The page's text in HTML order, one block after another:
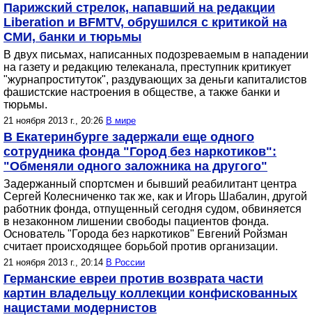
Парижский стрелок, напавший на редакции
Liberation и BFMTV, обрушился с критикой на
СМИ, банки и тюрьмы
В двух письмах, написанных подозреваемым в нападении
на газету и редакцию телеканала, преступник критикует
"журнапроституток", раздувающих за деньги капиталистов
фашистские настроения в обществе, а также банки и
тюрьмы.
21 ноября 2013 г., 20:26 В мире
В Екатеринбурге задержали еще одного
сотрудника фонда "Город без наркотиков":
"Обменяли одного заложника на другого"
Задержанный спортсмен и бывший реабилитант центра
Сергей Колесниченко так же, как и Игорь Шабалин, другой
работник фонда, отпущенный сегодня судом, обвиняется
в незаконном лишении свободы пациентов фонда.
Основатель "Города без наркотиков" Евгений Ройзман
считает происходящее борьбой против организации.
21 ноября 2013 г., 20:14 В России
Германские евреи против возврата части
картин владельцу коллекции конфискованных
нацистами модернистов